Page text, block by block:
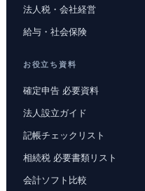
法人税・会社経営
給与・社会保険
お役立ち資料
確定申告 必要資料
法人設立ガイド
記帳チェックリスト
相続税 必要書類リスト
会計ソフト比較